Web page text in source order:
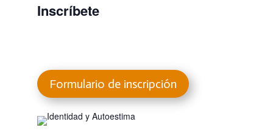
Inscríbete
Formulario de inscripción